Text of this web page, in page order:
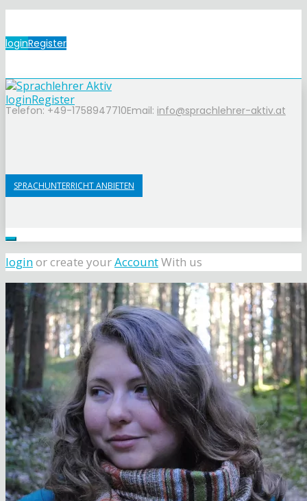
loginRegister
Telefon: +49-1758947710Email: info@sprachlehrer-aktiv.at
loginRegister
SPRACHUNTERRICHT ANBIETEN
loginor create yourAccountWith us